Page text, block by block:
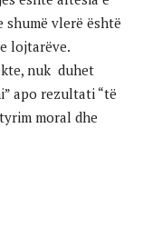
vlerë është
lojtarëve.
nuk duhet
apo rezultati “të
moral dhe